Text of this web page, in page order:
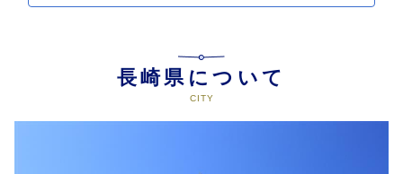
長崎県について